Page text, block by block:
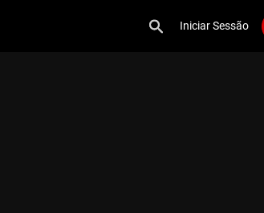
Iniciar Sessão